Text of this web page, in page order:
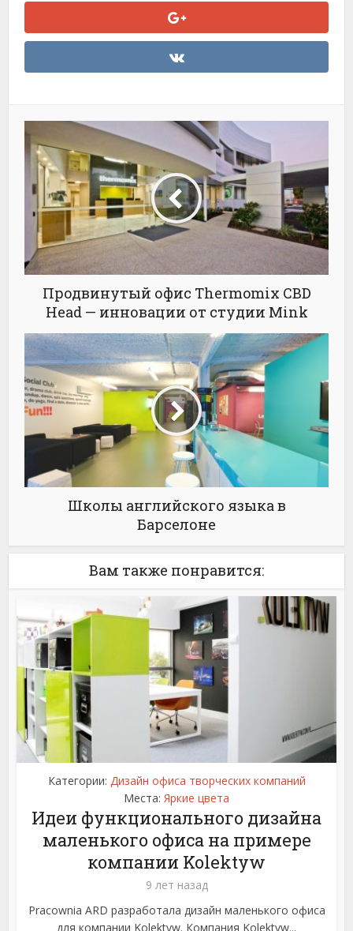
Продвинутый офис Thermomix CBD
Head — инновации от студии Mink
Школы английского языка в
Барселоне
Вам также понравится:
Категории: Дизайн офиса творческих компаний
Места: Яркие цвета
Идеи функционального дизайна
маленького офиса на примере
компании Kolektyw
9 лет назад
Pracownia ARD разработала дизайн маленького офиса
для компании Kolektyw. Компания Kolektyw...